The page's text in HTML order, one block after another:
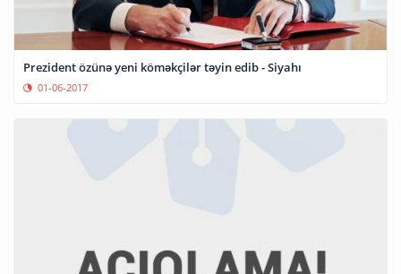
Prezident özünə yeni köməkçilər təyin edib - Siyahı
01-06-2017